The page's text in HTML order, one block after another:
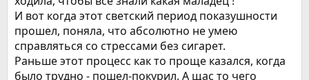
И вот когда этот светский период показушности
прошел, поняла, что абсолютно не умею
справляться со стрессами без сигарет.
Раньше этот процесс как то проще казался, когда
было трудно - пошел-покурил. А щас то чего